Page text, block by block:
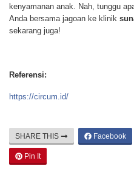
kenyamanan anak. Nah, tunggu
Anda bersama jagoan ke klinik
sekarang juga!
Referensi:
https://circum.id/
SHARE THIS Facebook
Pin It